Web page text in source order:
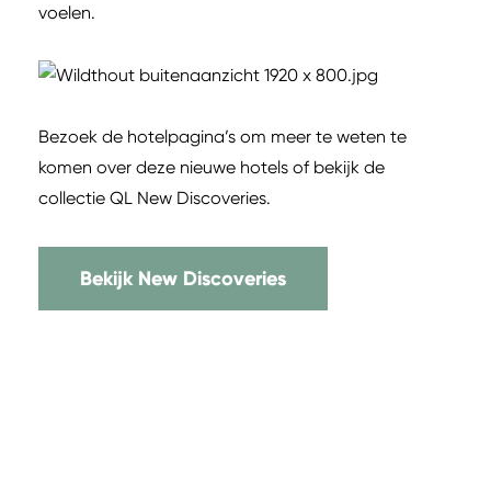
voelen.
Bezoek de hotelpagina’s om meer te weten te
komen over deze nieuwe hotels of bekijk de
collectie QL New Discoveries.
Bekijk New Discoveries